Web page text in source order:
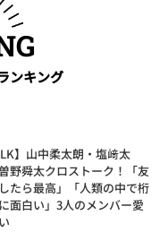
ンキング
】山中柔太朗・塩﨑太
野舜太クロストーク！「友
たら最高」「人類の中で桁
面白い」3人のメンバー愛